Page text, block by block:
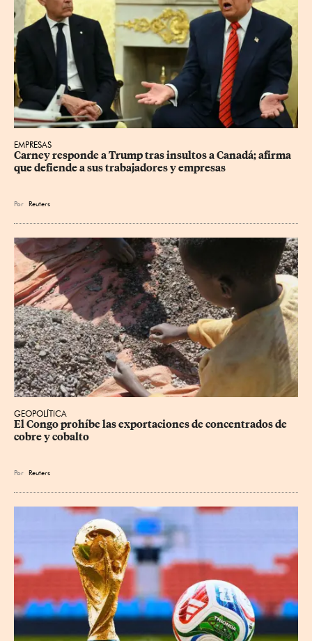
EMPRESAS
Carney responde a Trump tras insultos a Canadá; afirma
que defiende a sus trabajadores y empresas
Por Reuters
GEOPOLÍTICA
El Congo prohíbe las exportaciones de concentrados de
cobre y cobalto
Por Reuters